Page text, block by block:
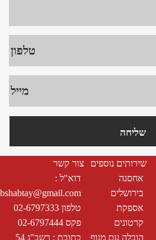
שירותים נוספים
אחסנה
בירושלים
אספקת
קרטונים
הובלה עם מנוף
צור קשר
דוא"ל :
bshabtay@gmail.com
טלפון 02-6797333
פקס 02-6797444
כתובת : רשב"ג 54